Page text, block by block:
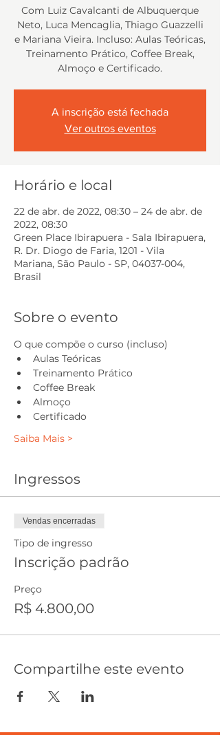
Com Luiz Cavalcanti de Albuquerque
Neto, Luca Mencaglia, Thiago Guazzelli
e Mariana Vieira. Incluso: Aulas Teóricas,
Treinamento Prático, Coffee Break,
Almoço e Certificado.
A inscrição está fechada
Ver outros eventos
Horário e local
22 de abr. de 2022, 08:30 – 24 de abr. de
2022, 08:30
Green Place Ibirapuera - Sala Ibirapuera,
R. Dr. Diogo de Faria, 1201 - Vila
Mariana, São Paulo - SP, 04037-004,
Brasil
Sobre o evento
O que compõe o curso (incluso)
Aulas Teóricas
Treinamento Prático
Coffee Break
Almoço
Certificado
Saiba Mais >
Ingressos
Vendas encerradas
Tipo de ingresso
Inscrição padrão
Preço
R$ 4.800,00
Compartilhe este evento